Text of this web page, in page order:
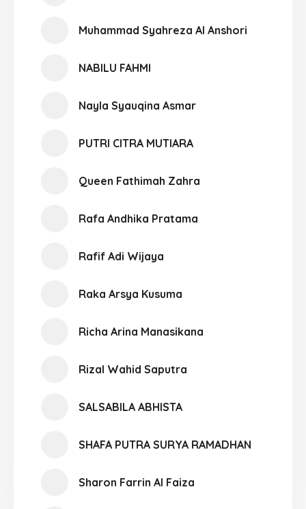
Muhammad Syahreza Al Anshori
NABILU FAHMI
Nayla Syauqina Asmar
PUTRI CITRA MUTIARA
Queen Fathimah Zahra
Rafa Andhika Pratama
Rafif Adi Wijaya
Raka Arsya Kusuma
Richa Arina Manasikana
Rizal Wahid Saputra
SALSABILA ABHISTA
SHAFA PUTRA SURYA RAMADHAN
Sharon Farrin Al Faiza